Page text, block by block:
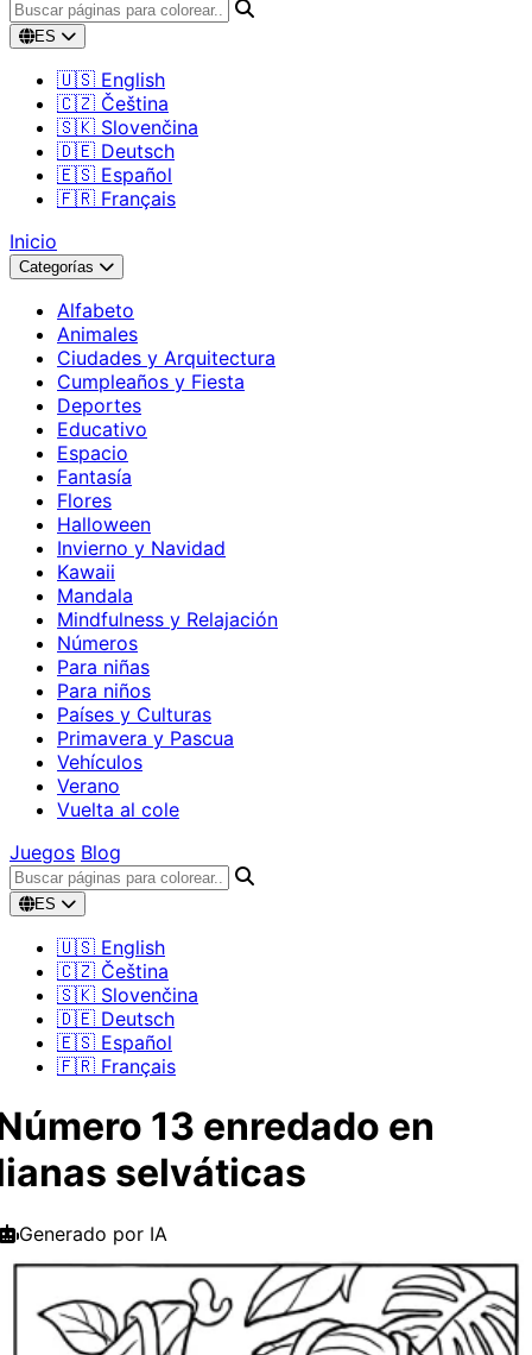
ES
🇺🇸 English
🇨🇿 Čeština
🇸🇰 Slovenčina
🇩🇪 Deutsch
🇪🇸 Español
🇫🇷 Français
Inicio
Categorías
Alfabeto
Animales
Ciudades y Arquitectura
Cumpleaños y Fiesta
Deportes
Educativo
Espacio
Fantasía
Flores
Halloween
Invierno y Navidad
Kawaii
Mandala
Mindfulness y Relajación
Números
Para niñas
Para niños
Países y Culturas
Primavera y Pascua
Vehículos
Verano
Vuelta al cole
Juegos Blog
ES
🇺🇸 English
🇨🇿 Čeština
🇸🇰 Slovenčina
🇩🇪 Deutsch
🇪🇸 Español
🇫🇷 Français
13 enredado en
selváticas
Generado por IA